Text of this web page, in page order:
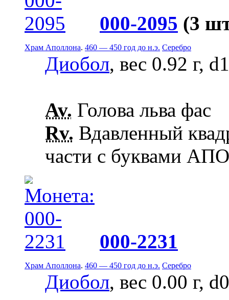
000-2095 (3
Храм Аполлона. 460 — 450 год до н.э. Серебро
Диобол, вес 0.92 г,
Av. Голова льва фас
Rv. Вдавленный
части с буквами
000-2231
Храм Аполлона. 460 — 450 год до н.э. Серебро
Диобол, вес 0.00 г,